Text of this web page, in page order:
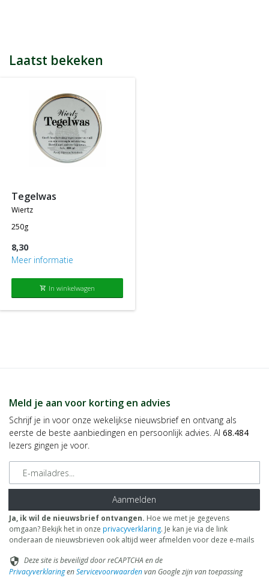
Tijdens het afrekenen zie je dan onderaan een optie om je
spaarpunten in te wisselen, 100 spaarpunten = € 5 korting, 200
In jouw accountgegevens kun je altijd jou actuele aantal
spaarpunten bekijken.
LET OP: Je ontvangt geen spaarpunten op producten die al tegen
een bepaalde actieprijs of met een bepaalde korting worden
aangeboden, m.a.w. je ontvangt alleen spaarpunten op
producten die tegen de normale of standaard verkoopprijs
Laatst bekeken
tegelwas
wiertz
250g
8,30
Meer informatie
shopping_cart In winkelwagen
Meld je aan voor korting en advies
Schrijf je in voor onze wekelijkse nieuwsbrief en ontvang als
eerste de beste aanbiedingen en persoonlijk advies. Al 68.484
lezers gingen je voor.
E-mailadres
Aanmelden
Ja, ik wil de nieuwsbrief ontvangen. Hoe we met je gegevens
omgaan? Bekijk het in onze privacyverklaring. Je kan je via de link
onderaan de nieuwsbrieven ook altijd weer afmelden voor deze e-mails
security Deze site is beveiligd door reCAPTCHA en de
PrivacyverklaringenServicevoorwaardenvan Google zijn van toepassing